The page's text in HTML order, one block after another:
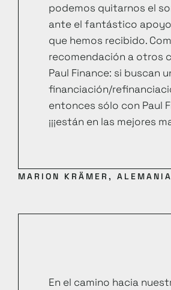
podemos quitarnos el
ante el fantástico
que hemos recibido.
recomendación a otros
Paul Finance: si buscan
financiación/
entonces sólo con Paul
¡¡¡están en las mejores
MARION KRÄMER, ALEMANIA
En el camino hacia